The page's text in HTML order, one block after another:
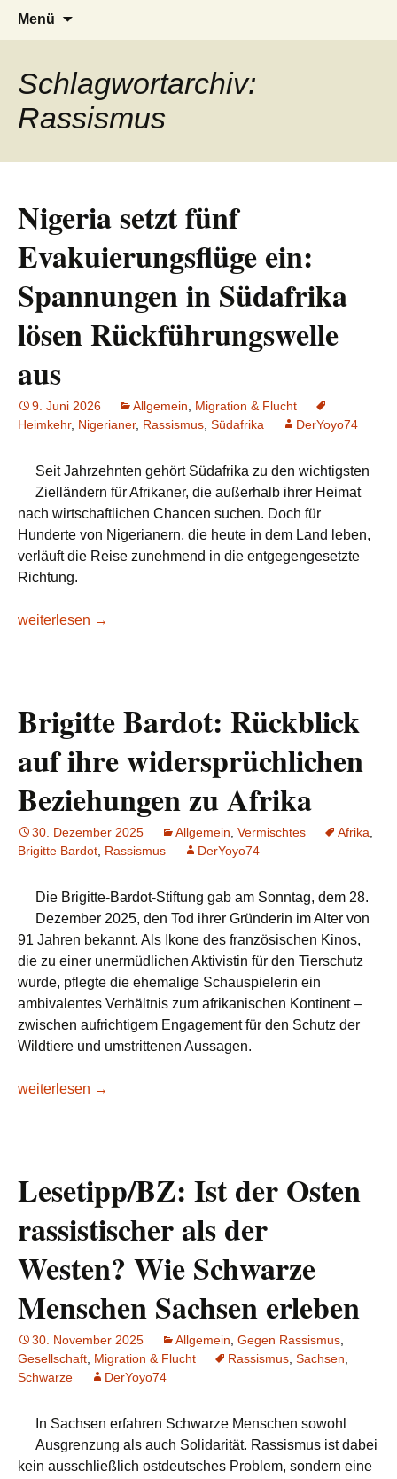
AFRICA live
Seit 1998: Aktuelles aus und mit Bezug
zu Afrika
Menü
Schlagwortarchiv:
Rassismus
Nigeria setzt fünf
Evakuierungsflüge ein:
Spannungen in Südafrika
lösen Rückführungswelle
aus
9. Juni 2026 Allgemein
Migration & Flucht
Heimkehr, Nigerianer, Rassismus Südafrika DerYoyo74
Seit Jahrzehnten gehört Südafrika zu den wichtigsten
Zielländern für Afrikaner, die außerhalb ihrer Heimat
nach wirtschaftlichen Chancen suchen. Doch für
Hunderte von Nigerianern, die heute in dem Land leben,
verläuft die Reise zunehmend in die entgegengesetzte
Richtung.
Nigeria setzt fünf Evakuierungsflüge ein: Spannungen in
weiterlesen →
Brigitte Bardot: Rückblick
auf ihre widersprüchlichen
Beziehungen zu Afrika
30. Dezember 2025 Allgemein Vermischtes Afrika
Brigitte Bardot Rassismus DerYoyo74
Die Brigitte-Bardot-Stiftung gab am Sonntag, dem 28.
Dezember 2025, den Tod ihrer Gründerin im Alter von
91 Jahren bekannt. Als Ikone des französischen Kinos,
die zu einer unermüdlichen Aktivistin für den Tierschutz
wurde, pflegte die ehemalige Schauspielerin ein
ambivalentes Verhältnis zum afrikanischen Kontinent –
zwischen aufrichtigem Engagement für den Schutz der
Wildtiere und umstrittenen Aussagen.
Brigitte Bardot: Rückblick auf ihre widersprüchlichen
weiterlesen →
Lesetipp/BZ: Ist der Osten
rassistischer als der
Westen? Wie Schwarze
Menschen Sachsen erleben
30. November 2025 Allgemein Gegen Rassismus
Gesellschaft Migration & Flucht Rassismus Sachsen
Schwarze
DerYoyo74
In Sachsen erfahren Schwarze Menschen sowohl
Ausgrenzung als auch Solidarität. Rassismus ist dabei
kein ausschließlich ostdeutsches Problem, sondern eine